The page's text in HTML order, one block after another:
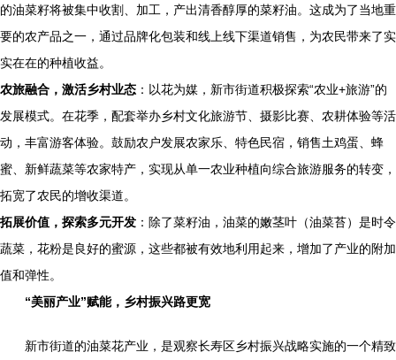
的油菜籽将被集中收割、加工，产出清香醇厚的菜籽油。这成为了当地重
要的农产品之一，通过品牌化包装和线上线下渠道销售，为农民带来了实
实在在的种植收益。
农旅融合，激活乡村业态 ：以花为媒，新市街道积极探索“农业+旅游”的
发展模式。在花季，配套举办乡村文化旅游节、摄影比赛、农耕体验等活
动，丰富游客体验。鼓励农户发展农家乐、特色民宿，销售土鸡蛋、蜂
蜜、新鲜蔬菜等农家特产，实现从单一农业种植向综合旅游服务的转变，
拓宽了农民的增收渠道。
拓展价值，探索多元开发 ：除了菜籽油，油菜的嫩茎叶（油菜苔）是时令
蔬菜，花粉是良好的蜜源，这些都被有效地利用起来，增加了产业的附加
值和弹性。
“美丽产业”赋能，乡村振兴路更宽
新市街道的油菜花产业，是观察长寿区乡村振兴战略实施的一个精致